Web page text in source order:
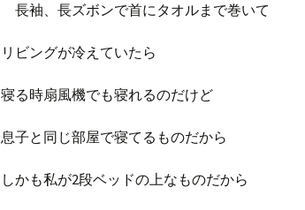
長袖、長ズボンで首にタオルまで巻いて
リビングが冷えていたら
寝る時扇風機でも寝れるのだけど
息子と同じ部屋で寝てるものだから
しかも私が2段ベッドの上なものだから